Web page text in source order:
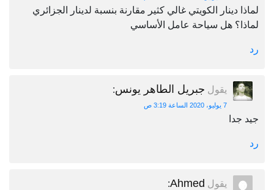
لماذا دينار الكويتي غالي كثير مقارنة بنسبة لدينار الجزائري
لماذا؟ هل سياحة عامل الأساسي
رد
يقول جبريل الطاهر يونس:
7 يوليو، 2020 الساعة 3:19 ص
جيد جدا
رد
يقول Ahmed
: